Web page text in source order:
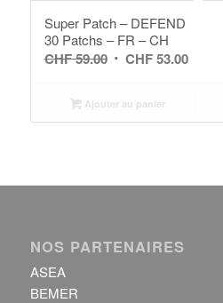
Super Patch – DEFEND
30 Patchs – FR – CH
CHF59.00 Le
initial
était :
CHF53.00Le
est :
Ajouter au panier
NOS PARTENAIRES
ASEA
BEMER